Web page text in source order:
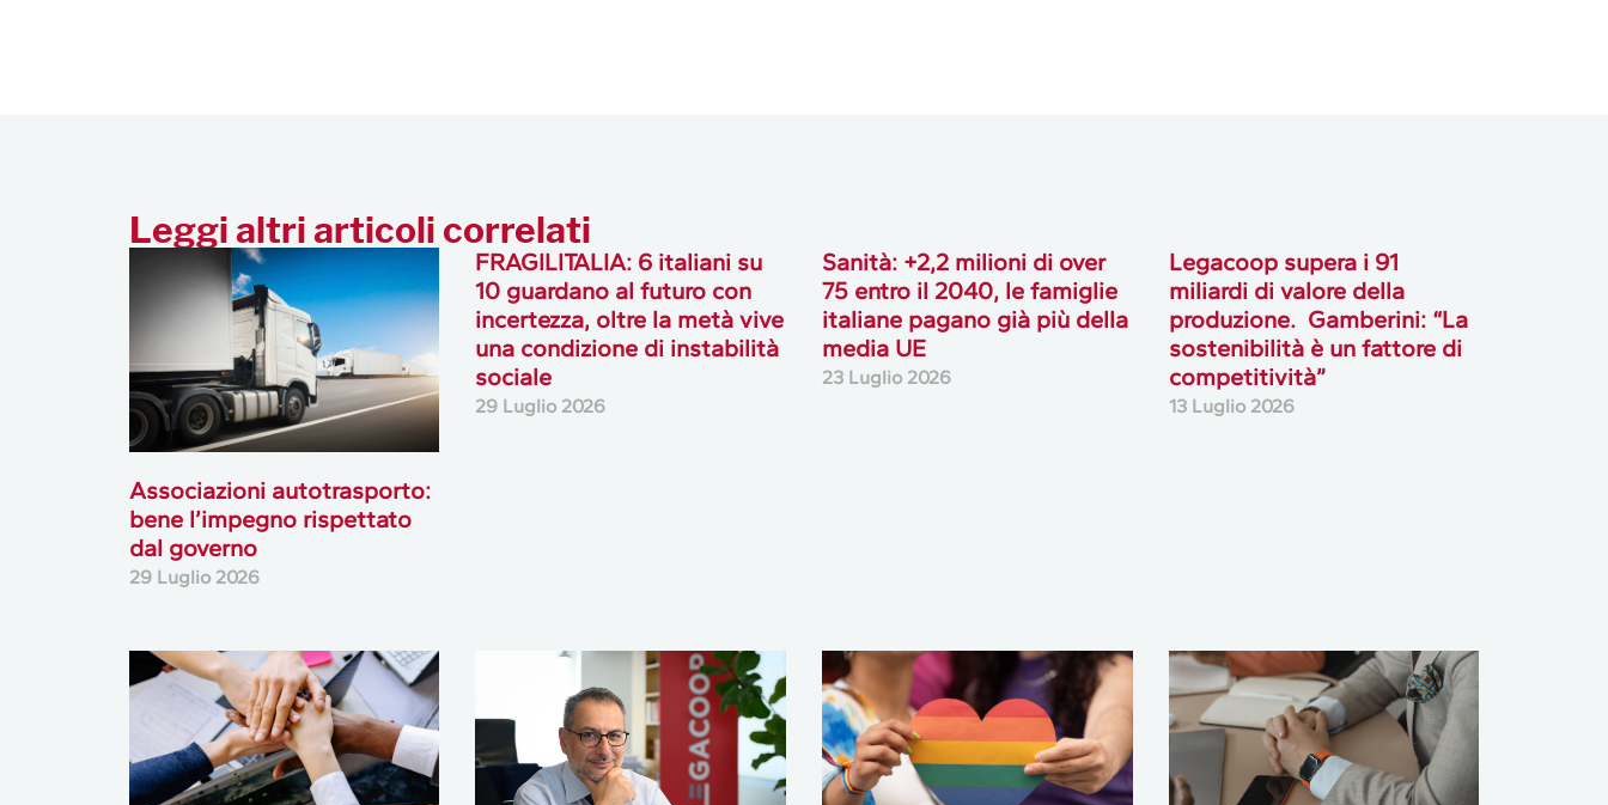
Leggi altri articoli correlati
Associazioni autotrasporto:
bene l’impegno rispettato
dal governo
29 Luglio 2026
FRAGILITALIA: 6 italiani su
10 guardano al futuro con
incertezza, oltre la metà vive
una condizione di instabilità
sociale
29 Luglio 2026
Sanità: +2,2 milioni di over
75 entro il 2040, le famiglie
italiane pagano già più della
media UE
23 Luglio 2026
Legacoop supera i 91
miliardi di valore della
produzione. Gamberini: “La
sostenibilità è un fattore di
competitività”
13 Luglio 2026